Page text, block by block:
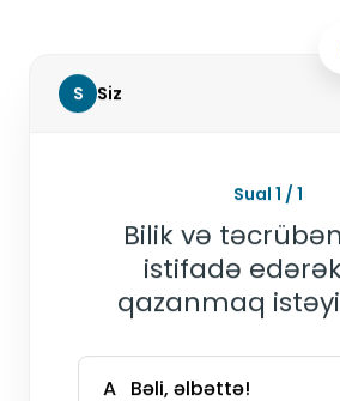
S Siz
Sual 1 / 1
Bilik və
istifadə
qazanmaq
A Bəli, əlbəttə!